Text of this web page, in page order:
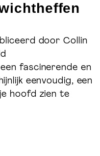
doorCollin
De
kracht
van
fascinerende en
eenvoudig, een
hoofd zien te